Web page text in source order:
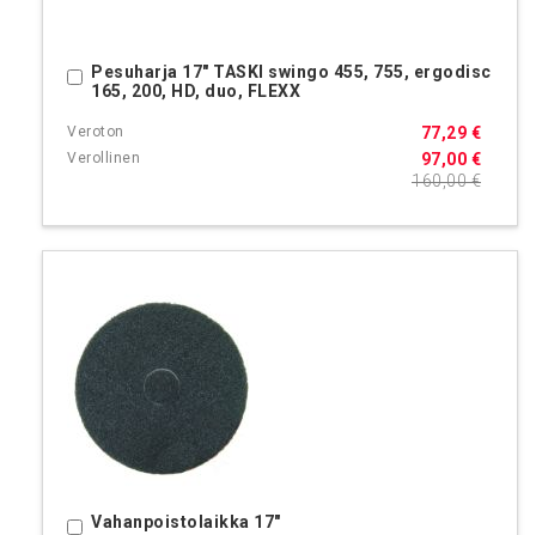
Pesuharja 17" TASKI swingo 455, 755, ergodisc
165, 200, HD, duo, FLEXX
97,00 €
77,29 €
160,00 €
Ostoskoriin
Vahanpoistolaikka 17"
Ostoskoriin